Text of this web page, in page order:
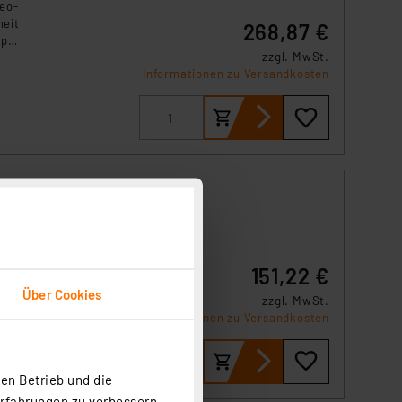
Über Cookies
Betrieb und die
268,87 €
zzgl. MwSt.
Informationen zu Versandkosten
151,22 €
zzgl. MwSt.
Informationen zu Versandkosten